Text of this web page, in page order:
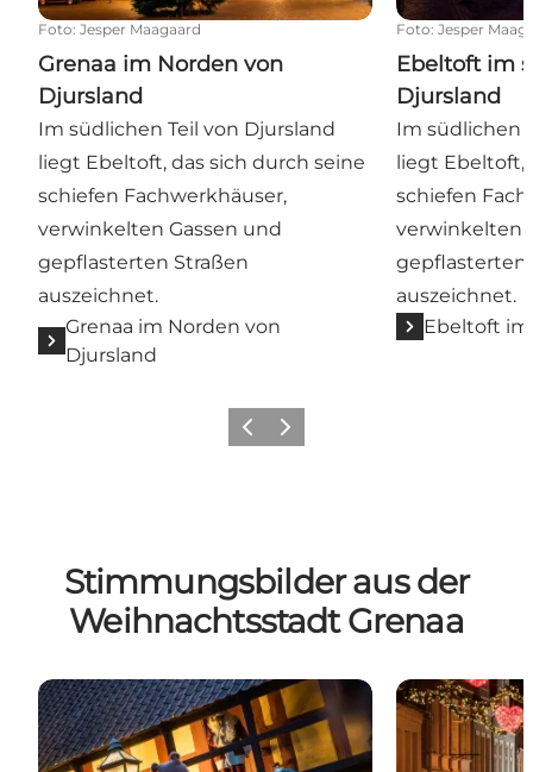
Foto: Jesper Maagaard
Grenaa im Norden von
Djursland
Im südlichen Teil von Djursland
liegt Ebeltoft, das sich durch seine
schiefen Fachwerkhäuser,
verwinkelten Gassen und
gepflasterten Straßen
auszeichnet.
Grenaa im Norden von
Djursland
Foto: Jesper
Ebeltoft im
Djursland
Im südlichen
liegt Ebeltoft,
schiefen
verwinkelten
gepflasterten
auszeichnet.
Ebeltoft
ZurückWeiter
Stimmungsbilder aus der
Weihnachtsstadt Grenaa